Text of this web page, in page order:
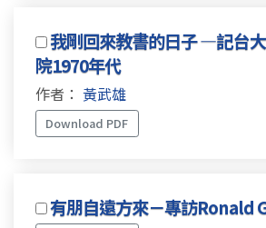
我剛回來教書的日子 —記台
院1970年代
作者： 黃武雄
Download PDF
有朋自遠方來－專訪Ronald